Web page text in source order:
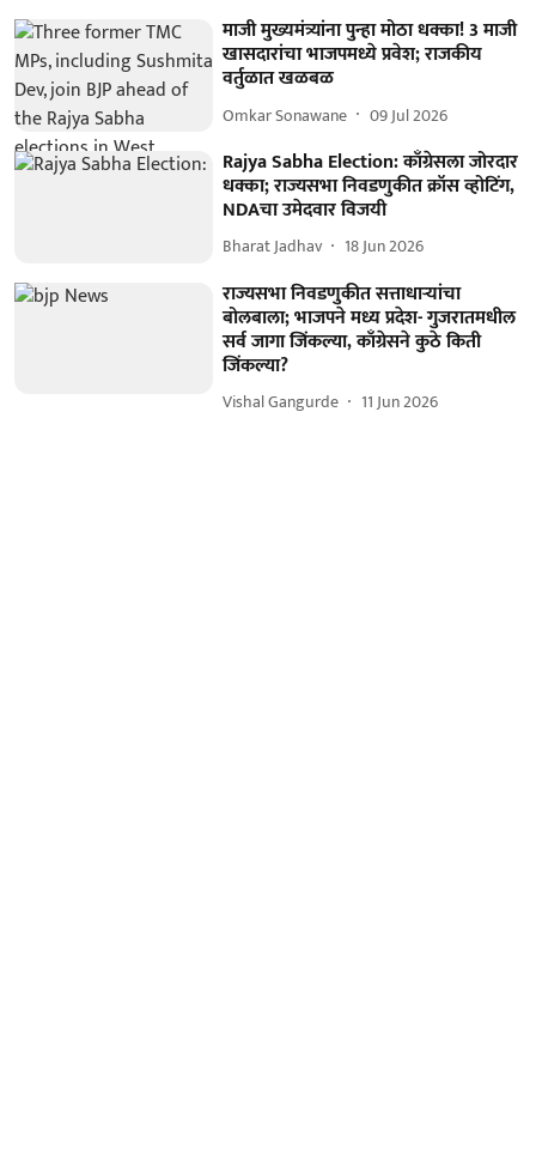
माजी मुख्यमंत्र्यांना पुन्हा मोठा धक्का! 3 माजी
खासदारांचा भाजपमध्ये प्रवेश; राजकीय
वर्तुळात खळबळ
Omkar Sonawane 09 Jul 2026
Rajya Sabha Election: काँग्रेसला जोरदार
धक्का; राज्यसभा निवडणुकीत क्रॉस व्होटिंग,
NDAचा उमेदवार विजयी
Bharat Jadhav 18 Jun 2026
राज्यसभा निवडणुकीत सत्ताधाऱ्यांचा
बोलबाला; भाजपने मध्य प्रदेश- गुजरातमधील
सर्व जागा जिंकल्या, काँग्रेसने कुठे किती
जिंकल्या?
Vishal Gangurde 11 Jun 2026